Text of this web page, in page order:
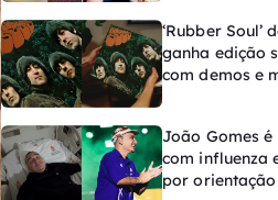
‘Rubber Soul’
ganha edição
com demos e
João Gomes
com influenza
por